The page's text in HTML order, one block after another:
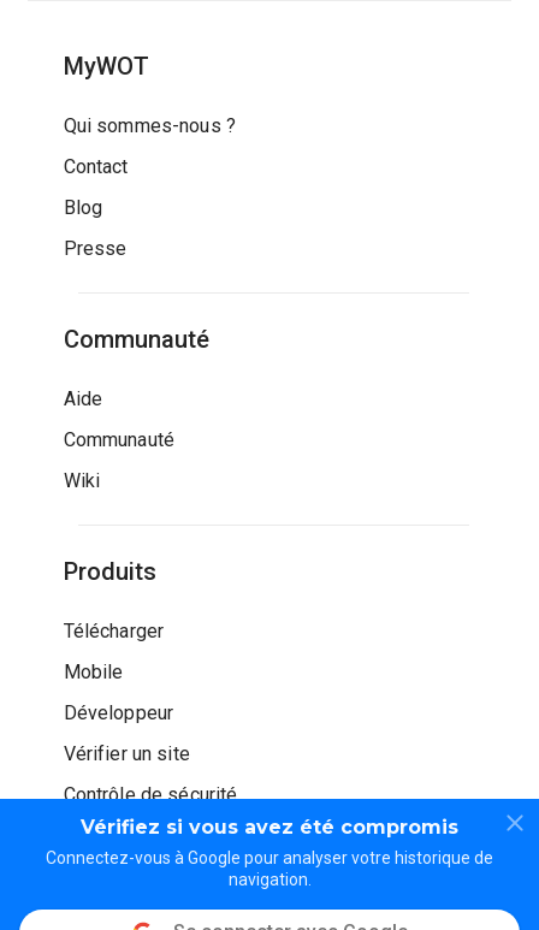
Vérifiez si vous avez été compromis
Connectez-vous à Google pour analyser votre historique de
navigation.
MyWOT
Qui sommes-nous ?
Contact
Blog
Presse
Communauté
Aide
Communauté
Wiki
Produits
Télécharger
Mobile
Développeur
Vérifier un site
Contrôle de sécurité